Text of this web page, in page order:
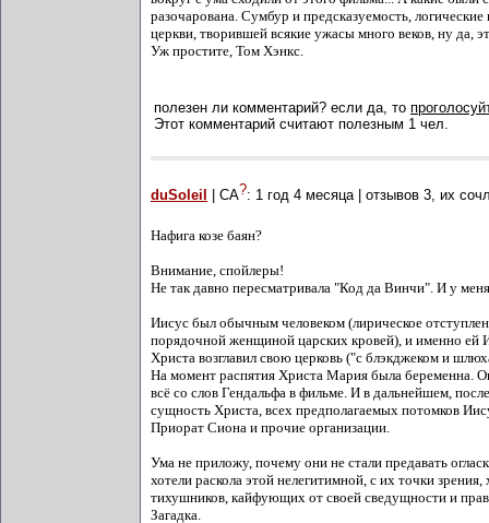
разочарована. Сумбур и предсказуемость,
церкви, творившей всякие ужасы много веков, ну да,
Уж простите, Том Хэнкс.
полезен ли комментарий? если да, то
Этот комментарий считают полезным 1 чел.
duSoleil | СА?: 1 год 4 месяца| отзывов 3, их
Нафига козе баян?
Внимание, спойлеры!
Не так давно пересматривала "Код да Винчи". И у
Иисус был обычным человеком (лирическое
порядочной женщиной царских кровей), и именно ей
Христа возглавил свою церковь ("с блэкджеком и
На момент распятия Христа Мария была беременна.
всё со слов Гендальфа в фильме. И в дальнейшем,
сущность Христа, всех предполагаемых потомков
Приорат Сиона и прочие организации.
Ума не приложу, почему они не стали предавать
хотели раскола этой нелегитимной, с их точки
тихушников, кайфующих от своей сведущности и
Загадка.